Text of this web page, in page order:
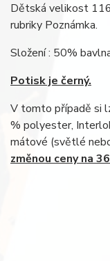
Dětská velikost
rubriky Poznámka.
Složení : 50%
Potisk je černý.
V tomto případě si
% polyester,
mátové (světlé
změnou ceny na